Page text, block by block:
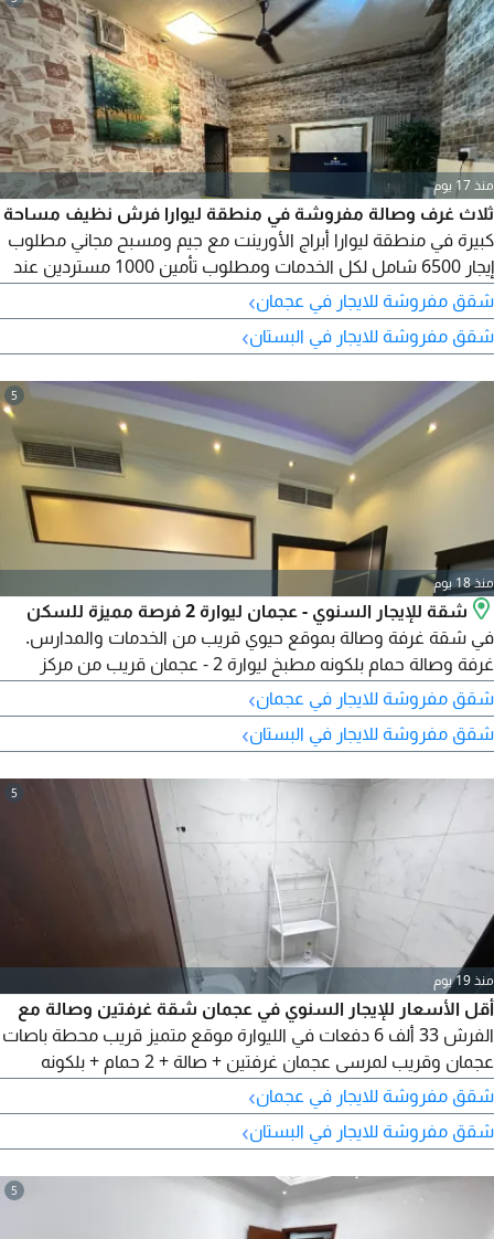
منذ 17 يوم
ثلاث غرف وصالة مفروشة في منطقة ليوارا فرش نظيف مساحة
كبيرة في منطقة ليوارا أبراج الأورينت مع جيم ومسبح مجاني مطلوب
إيجار 6500 شامل لكل الخدمات ومطلوب تأمين 1000 مستردين عند
الخروج
شقق مفروشة للايجار في عجمان›
شقق مفروشة للايجار في البستان›
5
منذ 18 يوم
شقة للإيجار السنوي - عجمان ليوارة 2 فرصة مميزة للسكن
في شقة غرفة وصالة بموقع حيوي قريب من الخدمات والمدارس.
غرفة وصالة حمام بلكونه مطبخ ليوارة 2 - عجمان قريب من مركز
ميدل إيست للتخفيضات مقابل المدرسة الأهلية الخيرية قريب من
الخدمات والمواصلات 29000 درهم سنويا نظام الدفع 4 دفعات
التأمين 3000 درهم (شيك)
شقق مفروشة للايجار في عجمان›
شقق مفروشة للايجار في البستان›
5
منذ 19 يوم
أقل الأسعار للإيجار السنوي في عجمان شقة غرفتين وصالة مع
الفرش 33 ألف 6 دفعات في الليوارة موقع متميز قريب محطة باصات
عجمان وقريب لمرسى عجمان غرفتين + صالة + 2 حمام + بلكونه
مساحة كبيرة اطلالة ممتازة نظام التكيف والتبريد سبليت صيانة مجانا
موقع مميز وسهل المخرج للشارقه ودبي
شقق مفروشة للايجار في عجمان›
شقق مفروشة للايجار في البستان›
5